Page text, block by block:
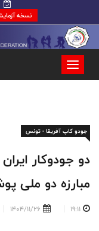
نسخه
جودو کاپ آفریقا - تونس
دو جودوکار
مبارزه دو ملی
19:11
1404/11/26